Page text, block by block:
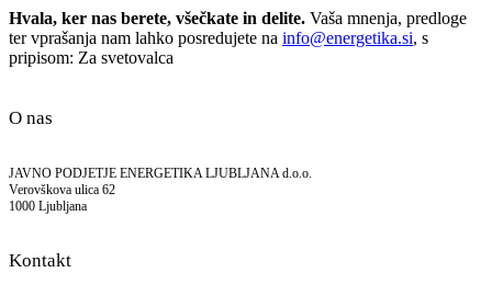
Hvala, ker nas berete, všečkate in delite. Vaša mnenja, predloge
ter vprašanja nam lahko posredujete na info@energetika.si, s
pripisom: Za svetovalca
O nas
JAVNO PODJETJE ENERGETIKA LJUBLJANA d.o.o.
Verovškova ulica 62
1000 Ljubljana
Kontakt